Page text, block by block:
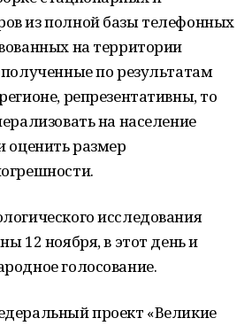
из полной базы телефонных
на территории
по результатам
репрезентативны, то
на население
оценить размер
исследования
12 ноября, в этот день и
голосование.
проект «Великие